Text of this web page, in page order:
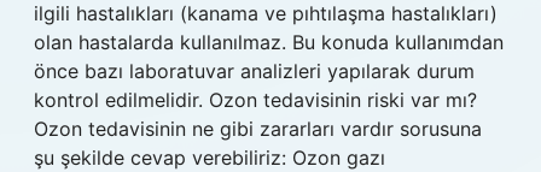
ilgili hastalıkları (kanama ve pıhtılaşma hastalıkları)
olan hastalarda kullanılmaz. Bu konuda kullanımdan
önce bazı laboratuvar analizleri yapılarak durum
kontrol edilmelidir. Ozon tedavisinin riski var mı?
Ozon tedavisinin ne gibi zararları vardır sorusuna
şu şekilde cevap verebiliriz: Ozon gazı